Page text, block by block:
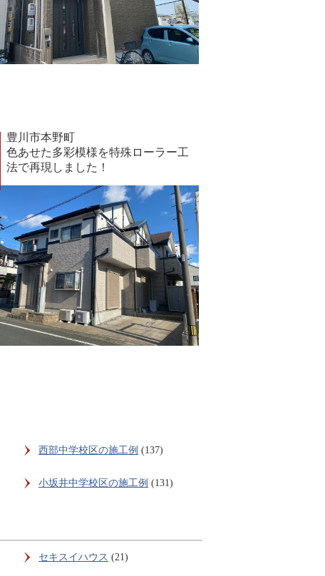
豊川市本野町
色あせた多彩模様を特殊ローラー工
法で再現しました！
西部中学校区の施工例 (137)
小坂井中学校区の施工例 (131)
セキスイハウス (21)